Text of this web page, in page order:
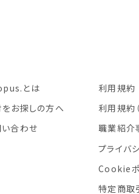
とは
お探しの方へ
合わせ
利用規約
利用規約
職業紹介
プライバ
Cookieポ
特定商取